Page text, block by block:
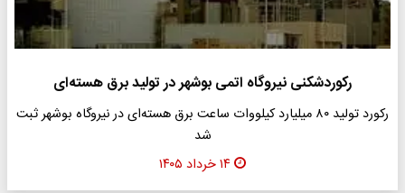
رکوردشکنی نیروگاه اتمی بوشهر در تولید برق هسته‌ای
رکورد تولید ۸۰ میلیارد کیلووات ‌ساعت برق هسته‌ای در نیروگاه بوشهر ثبت
شد
۱۴ خرداد ۱۴۰۵